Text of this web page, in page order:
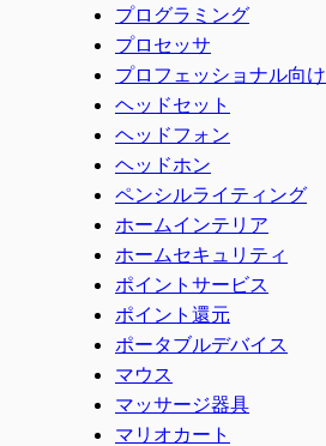
プログラミング
プロセッサ
プロフェッショナル向け
ヘッドセット
ヘッドフォン
ヘッドホン
ペンシルライティング
ホームインテリア
ホームセキュリティ
ポイントサービス
ポイント還元
ポータブルデバイス
マウス
マッサージ器具
マリオカート